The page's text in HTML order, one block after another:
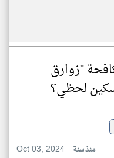
"زوارق
لحظي؟
Oct 03, 2024
منذ سنة